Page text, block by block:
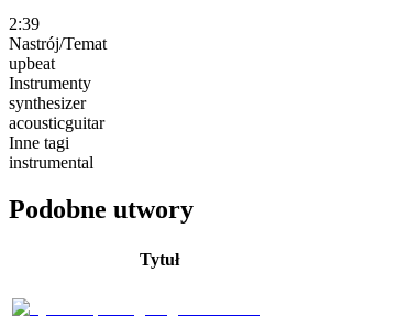
2:39
Nastrój/Temat
upbeat
Instrumenty
synthesizer
acousticguitar
Inne tagi
instrumental
Podobne utwory
Tytuł